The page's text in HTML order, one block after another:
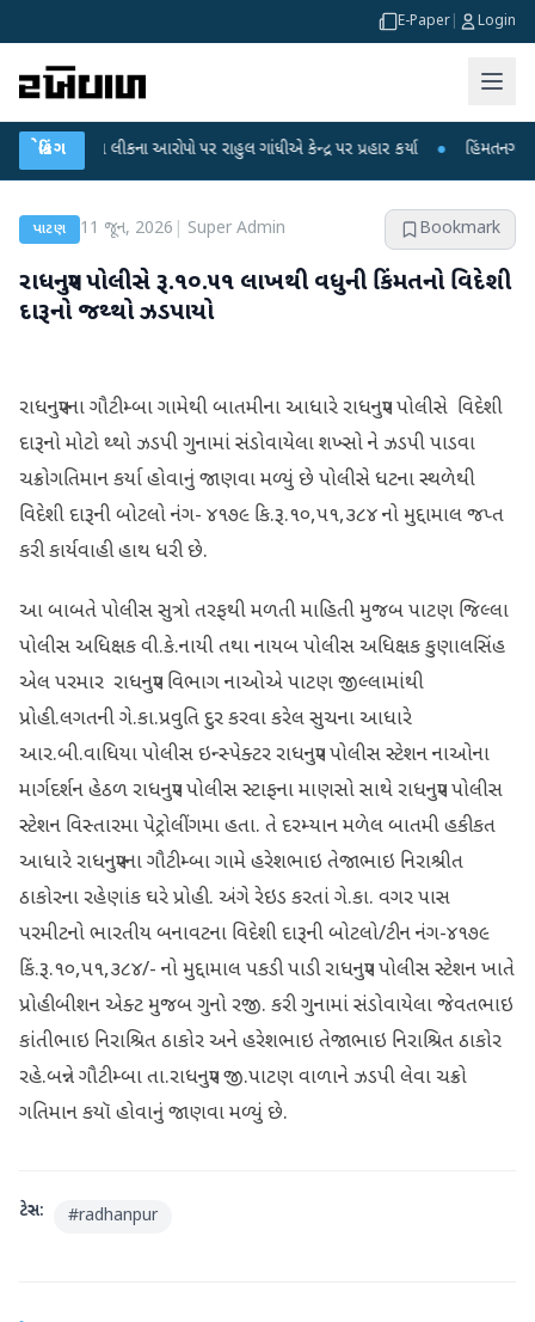
E-Paper Login
બ્રેકિંગ
પરીક્ષા લીકના આરોપો પર રાહુલ ગાંધીએ કેન્દ્ર પર પ્રહાર કર્યા ● હિંમતનગરમાં
પાટણ 11 જૂન, 2026 Super Admin Bookmark
રાધનપુર પોલીસે રૂ.૧૦.૫૧ લાખથી વધુની કિંમતનો વિદેશી
દારૂનો જથ્થો ઝડપાયો
રાધનપુરના ગૌટીમ્બા ગામેથી બાતમીના આધારે રાધનપુર પોલીસે વિદેશી
દારૂનો મોટો થ્થો ઝડપી ગુનામાં સંડોવાયેલા શખ્સો ને ઝડપી પાડવા
ચક્રોગતિમાન કર્યા હોવાનું જાણવા મળ્યું છે પોલીસે ધટના સ્થળેથી
વિદેશી દારૂની બોટલો નંગ- ૪૧૭૯ કિ.રૂ.૧૦,૫૧,૩૮૪ નો મુદ્દામાલ જપ્ત
કરી કાર્યવાહી હાથ ધરી છે.
આ બાબતે પોલીસ સુત્રો તરફથી મળતી માહિતી મુજબ પાટણ જિલ્લા
પોલીસ અધિક્ષક વી.કે.નાયી તથા નાયબ પોલીસ અધિક્ષક કુણાલસિંહ
એલ પરમાર રાધનપુર વિભાગ નાઓએ પાટણ જીલ્લામાંથી
પ્રોહી.લગતની ગે.કા.પ્રવુતિ દુર કરવા કરેલ સુચના આધારે
આર.બી.વાધિયા પોલીસ ઇન્સ્પેક્ટર રાધનપુર પોલીસ સ્ટેશન નાઓના
માર્ગદર્શન હેઠળ રાધનપુર પોલીસ સ્ટાફના માણસો સાથે રાધનપુર પોલીસ
સ્ટેશન વિસ્તારમા પેટ્રોલીંગમા હતા. તે દરમ્યાન મળેલ બાતમી હકીકત
આધારે રાધનપુરના ગૌટીમ્બા ગામે હરેશભાઇ તેજાભાઇ નિરાશ્રીત
ઠાકોરના રહેણાંક ઘરે પ્રોહી. અંગે રેઇડ કરતાં ગે.કા. વગર પાસ
પરમીટનો ભારતીય બનાવટના વિદેશી દારૂની બોટલો/ટીન નંગ-૪૧૭૯
કિં.રૂ.૧૦,૫૧,૩૮૪/- નો મુદ્દામાલ પકડી પાડી રાધનપુર પોલીસ સ્ટેશન ખાતે
પ્રોહીબીશન એક્ટ મુજબ ગુનો રજી. કરી ગુનામાં સંડોવાયેલા જેવતભાઇ
કાંતીભાઇ નિરાશ્રિત ઠાકોર અને હરેશભાઇ તેજાભાઇ નિરાશ્રિત ઠાકોર
રહે.બન્ને ગૌટીમ્બા તા.રાધનપુર જી.પાટણ વાળાને ઝડપી લેવા ચક્રો
ગતિમાન કયૉ હોવાનું જાણવા મળ્યું છે.
ટેગ્સ: #radhanpur